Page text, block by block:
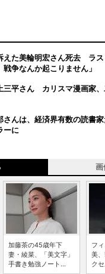
えた美輪明宏さん死去 ラス
争なんか起こりません」
三平さん カリスマ漫画家、
さんは、経済界有数の読書
ーに
画
加藤茶の45歳年下
妻・綾菜、「美文字」
手書き勉強ノート...
フ
美
ク